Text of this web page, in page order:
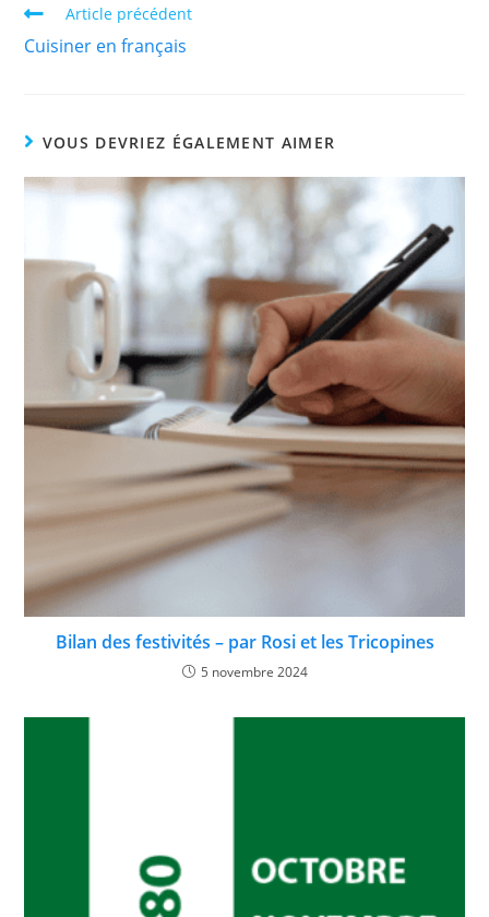
Article précédent
Cuisiner en français
VOUS DEVRIEZ ÉGALEMENT AIMER
Bilan des festivités – par Rosi et les Tricopines
5 novembre 2024